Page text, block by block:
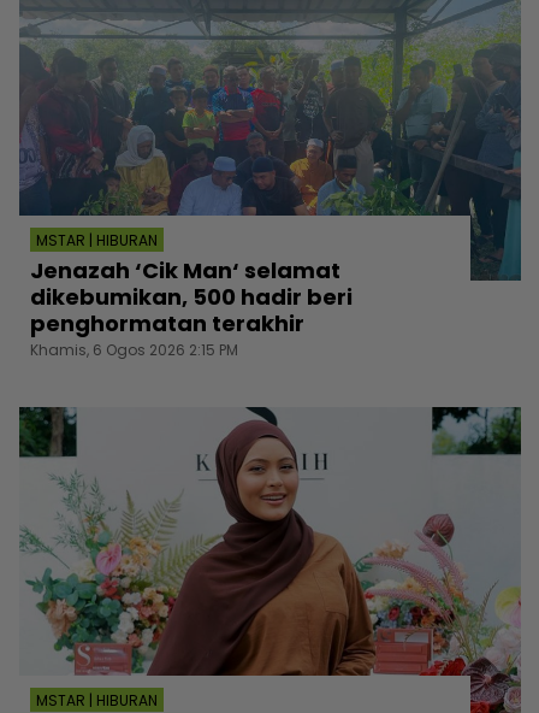
MSTAR | HIBURAN
Jenazah ‘Cik Man‘ selamat
dikebumikan, 500 hadir beri
penghormatan terakhir
Khamis, 6 Ogos 2026 2:15 PM
MSTAR | HIBURAN